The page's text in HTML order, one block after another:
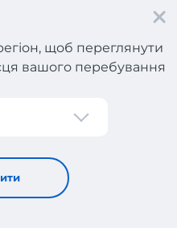
щоб переглянути
вашого перебування
з Португалії
аксесуари з